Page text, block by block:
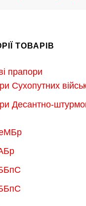
ТОВАРІВ
прапори
Сухопутних
Десантно-